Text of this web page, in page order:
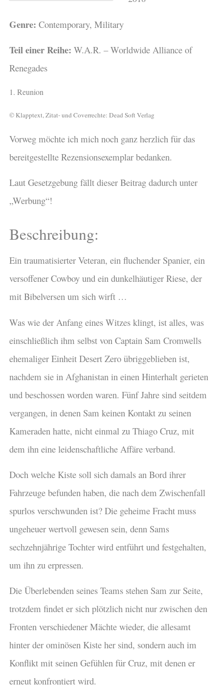
Genre: Contemporary, Military
Teil einer Reihe:W.A.R. – Worldwide Alliance of
Renegades
1. Reunion
© Klapptext, Zitat- und Coverrechte: Dead Soft Verlag
Vorweg möchte ich mich noch ganz herzlich für das
bereitgestellte Rezensionsexemplar bedanken.
Laut Gesetzgebung fällt dieser Beitrag dadurch unter
„Werbung“!
Beschreibung:
Ein traumatisierter Veteran, ein fluchender Spanier, ein
versoffener Cowboy und ein dunkelhäutiger Riese, der
mit Bibelversen um sich wirft …
Was wie der Anfang eines Witzes klingt, ist alles, was
einschließlich ihm selbst von Captain Sam Cromwells
ehemaliger Einheit Desert Zero übriggeblieben ist,
nachdem sie in Afghanistan in einen Hinterhalt gerieten
und beschossen worden waren. Fünf Jahre sind seitdem
vergangen, in denen Sam keinen Kontakt zu seinen
Kameraden hatte, nicht einmal zu Thiago Cruz, mit
dem ihn eine leidenschaftliche Affäre verband.
Doch welche Kiste soll sich damals an Bord ihrer
Fahrzeuge befunden haben, die nach dem Zwischenfall
spurlos verschwunden ist? Die geheime Fracht muss
ungeheuer wertvoll gewesen sein, denn Sams
sechzehnjährige Tochter wird entführt und festgehalten,
um ihn zu erpressen.
Die Überlebenden seines Teams stehen Sam zur Seite,
trotzdem findet er sich plötzlich nicht nur zwischen den
Fronten verschiedener Mächte wieder, die allesamt
hinter der ominösen Kiste her sind, sondern auch im
Konflikt mit seinen Gefühlen für Cruz, mit denen er
erneut konfrontiert wird.